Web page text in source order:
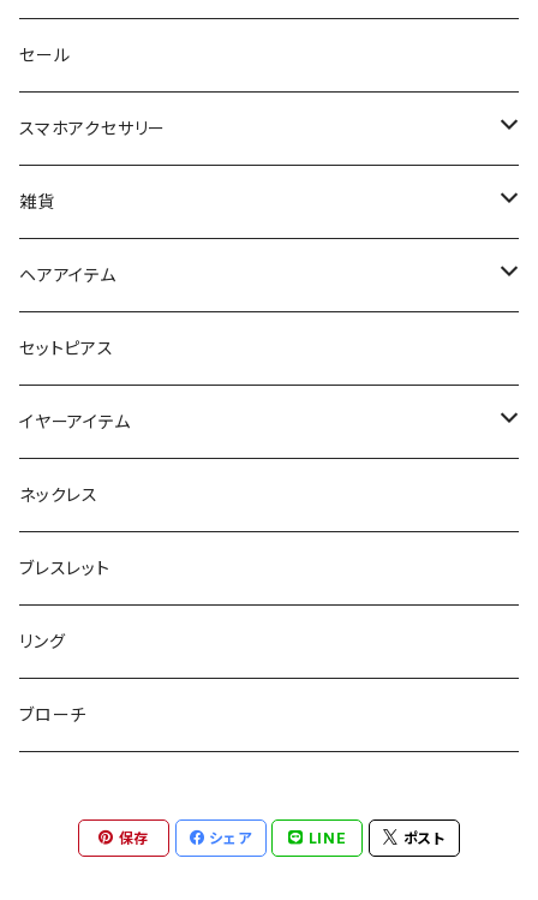
セール
スマホアクセサリー
iPhoneケース
スマホリング＆グリップ
マルチショルダー
雑貨
ポーチ
マチ付きポーチ
フラットポーチ
スマートキーポーチ
チャーム / カラビナ
ウォレット / 財布
トートバッグ
パスケース
ミラー
ハンドタオル
ヘアアイテム
静電気軽減ヘアブレスレット
ポニーフック
テールクラッチ
シュシュット
キープスタイラー
ヘアピン
ヘアクリップ
セットピアス
イヤーアイテム
ステンレスピアス
ピアス
イヤリング
セットピアス
イヤーカフ
ネックレス
ブレスレット
リング
ブローチ
保存 シェア LINE ポスト